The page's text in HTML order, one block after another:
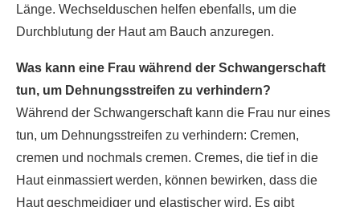
Länge. Wechselduschen helfen ebenfalls, um die
Durchblutung der Haut am Bauch anzuregen.
Was kann eine Frau während der Schwangerschaft
tun, um Dehnungsstreifen zu verhindern?
Während der Schwangerschaft kann die Frau nur eines
tun, um Dehnungsstreifen zu verhindern: Cremen,
cremen und nochmals cremen. Cremes, die tief in die
Haut einmassiert werden, können bewirken, dass die
Haut geschmeidiger und elastischer wird. Es gibt